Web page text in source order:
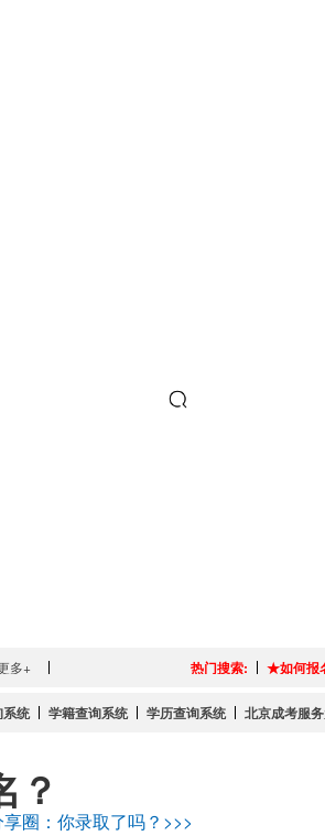
多+ 热门搜索: ★如何
统 学籍查询系统 学历查询系统 北京成考服
？
圈：你录取了吗？>>>